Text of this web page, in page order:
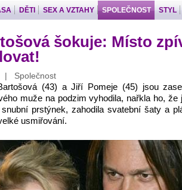
DĚTI SEX A VZTAHY SPOLEČNOST STYL
šokuje: Místo
| Společnost
(43) a Jiří Pomeje (45) jsou
muže na podzim vyhodila, nařkla ho, že
prstýnek, zahodila svatební šaty a
usmiřování.